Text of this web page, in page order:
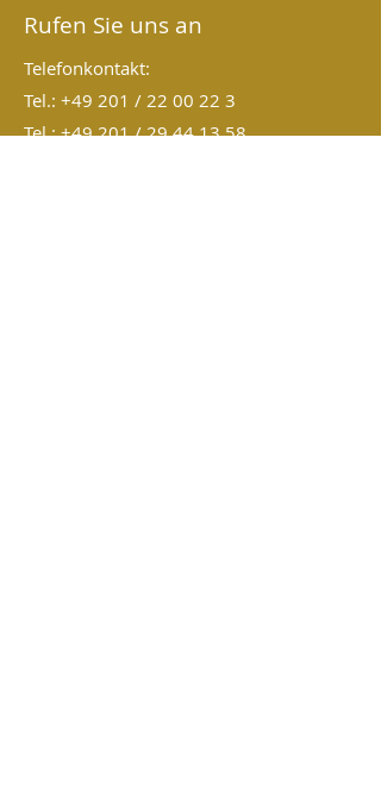
Rufen Sie uns an
Telefonkontakt:
Tel.: +49 201 / 22 00 22 3
Tel.: +49 201 / 29 44 13 58